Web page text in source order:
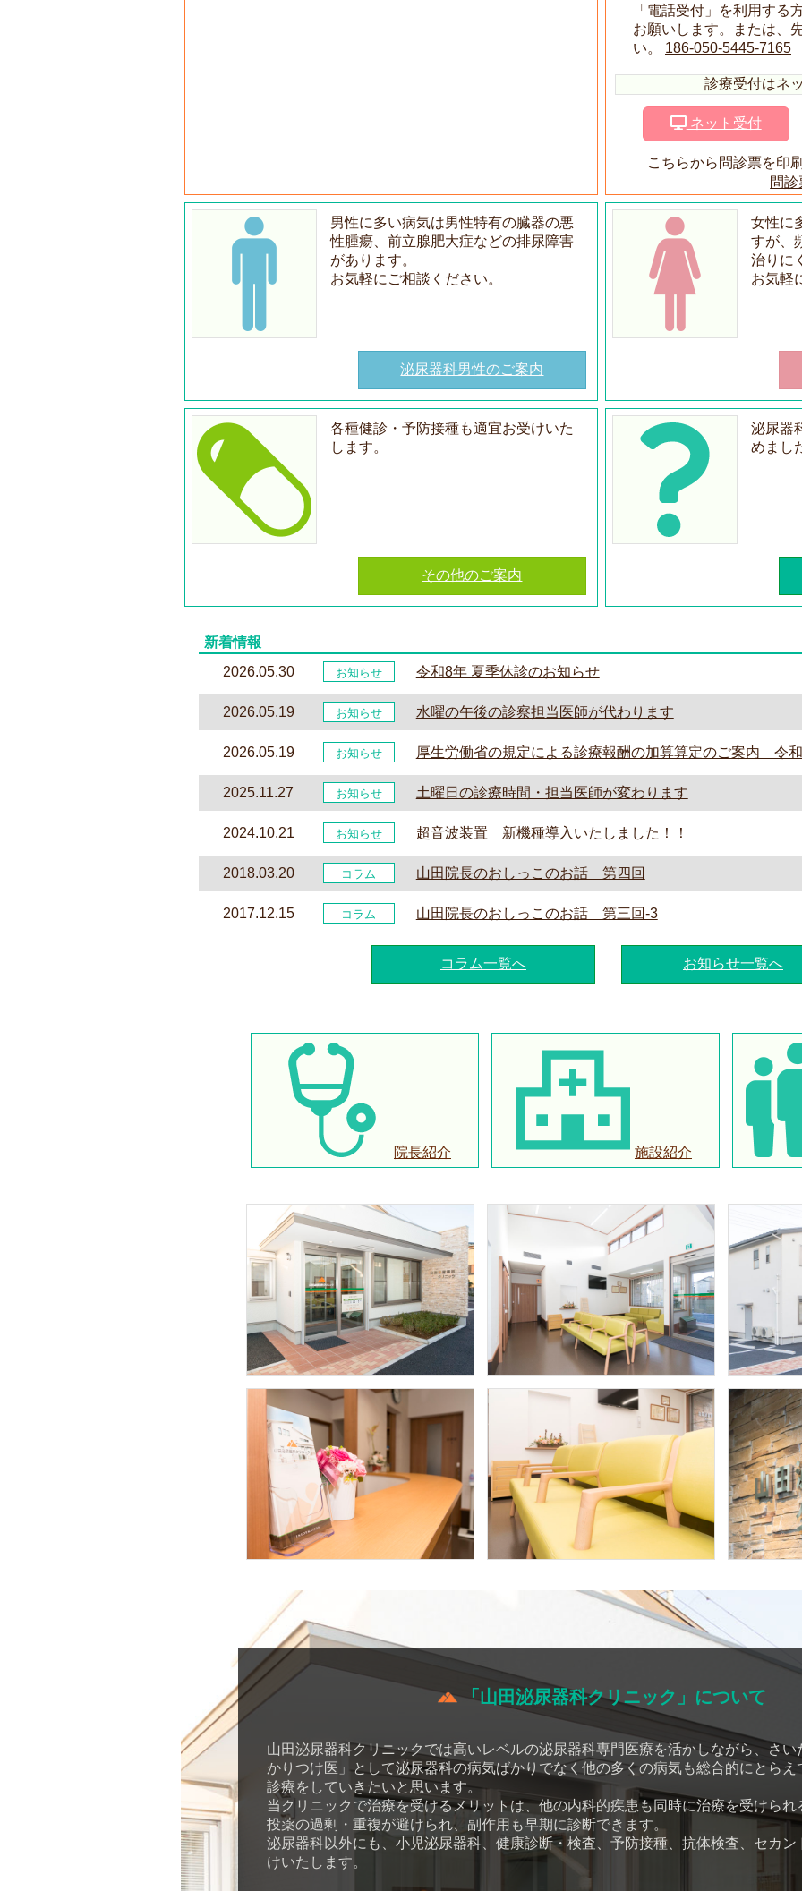
「電話受付」を利用する
お願いします。または、
い。 186-050-5445-7165
診療受付はネ
ネット受付
こちらから問診票を印
問
男性に多い病気は男性特有の臓器の悪
性腫瘍、前立腺肥大症などの排尿障害
があります。
お気軽にご相談ください。
泌尿器科男性のご案内
女性に
すが、
治りに
お気軽
各種健診・予防接種も適宜お受けいた
します。
その他のご案内
泌尿器
めまし
新着情報
2026.05.30
お知らせ 令和8年 夏季休診のお知らせ
2026.05.19 お知らせ 水曜の午後の診察担当医師が代わります
2026.05.19 お知らせ 厚生労働省の規定による診療報酬の加算算定のご案内 令
2025.11.27 お知らせ 土曜日の診療時間・担当医師が変わります
2024.10.21 お知らせ 超音波装置 新機種導入いたしました！！
2018.03.20 コラム 山田院長のおしっこのお話 第四回
2017.12.15 コラム 山田院長のおしっこのお話 第三回-3
コラム一覧へ お知らせ一覧へ
院長紹介 施設紹介
「山田泌尿器科クリニック」について
山田泌尿器科クリニックでは高いレベルの泌尿器科専門医療を活かしながら、さい
かりつけ医」として泌尿器科の病気ばかりでなく他の多くの病気も総合的にとらえ
診療をしていきたいと思います。
当クリニックで治療を受けるメリットは、他の内科的疾患も同時に治療を受けられ
投薬の過剰・重複が避けられ、副作用も早期に診断できます。
泌尿器科以外にも、小児泌尿器科、健康診断・検査、予防接種、抗体検査、セカン
けいたします。